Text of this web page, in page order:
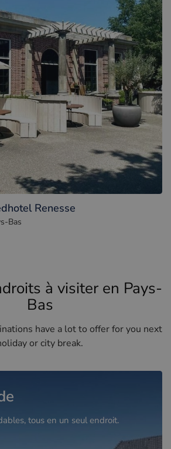
Renesse
Bas
à visiter en Pays-
Bas
have a lot to offer for you next
or city break.
tous en un seul endroit.